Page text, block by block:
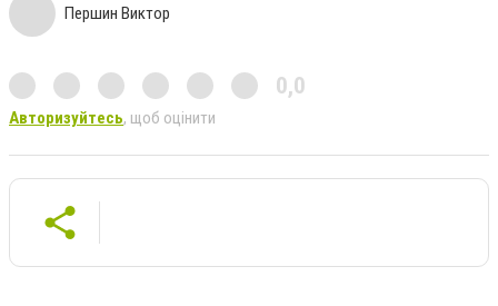
Першин Виктор
0,0
Авторизуйтесь, щоб оцінити